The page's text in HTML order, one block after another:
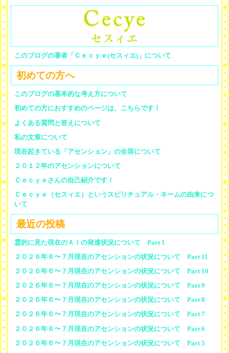
このブログの著者「Ｃｅｃｙｅ(セスィエ)」について
初めての方へ
このブログの基本的な考え方について
初めての方におすすめのページは、こちらです！
よくある質問と答えについて
私の文章について
現在起きている「アセンション」の全容について
２０１２年のアセンションについて
Ｃｅｃｙｅさんの自己紹介です！
Ｃｅｃｙｅ（セスィエ）というスピリチュアル・ネームの由来につ
いて
最近の投稿
霊的に見た現在のＡＩの発達状況について Part 1
２０２６年６〜７月現在のアセンションの状況について Part 11
２０２６年６〜７月現在のアセンションの状況について Part 10
２０２６年６〜７月現在のアセンションの状況について Part 9
２０２６年６〜７月現在のアセンションの状況について Part 8
２０２６年６〜７月現在のアセンションの状況について Part 7
２０２６年６〜７月現在のアセンションの状況について Part 6
２０２６年６〜７月現在のアセンションの状況について Part 5